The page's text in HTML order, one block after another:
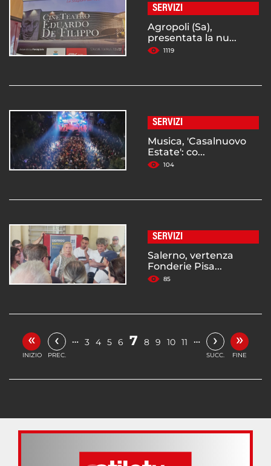
SERVIZI
Agropoli (Sa),
presentata la nu...
1119
SERVIZI
Musica, 'Casalnuovo
Estate': co...
104
SERVIZI
Salerno, vertenza
Fonderie Pisa...
85
«
INIZIO
‹
PREC.
… 3 4 5 6 7 8 9 10 11 … ›
SUCC.
»
FINE